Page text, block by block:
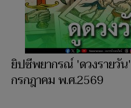
ยิปซีพยากรณ์ 'ดวงรายวั
กรกฎาคม พ.ศ.2569